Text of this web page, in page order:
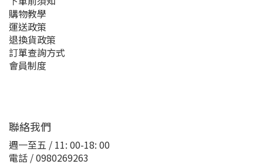
購物教學
運送政策
退換貨政策
訂單查詢方式
會員制度
聯絡我們
週一至五 / 11: 00-18: 00
電話 / 0980269263